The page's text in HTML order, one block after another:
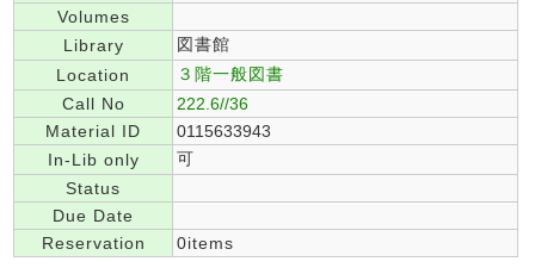
Volumes
Library
図書館
Location
３階一般図書
Call No
222.6//36
Material ID
0115633943
In-Lib only
可
Status
Due Date
Reservation
0items